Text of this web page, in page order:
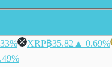
XRP฿35.82 ▲ 0.69%